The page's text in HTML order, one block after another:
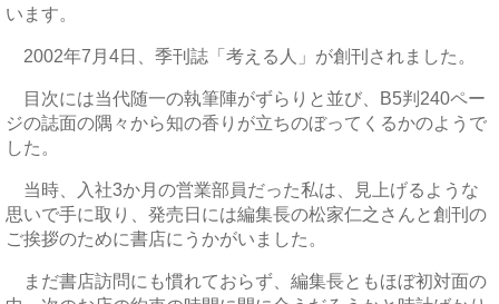
います。
2002年7月4日、季刊誌「考える人」が創刊されました。
目次には当代随一の執筆陣がずらりと並び、B5判240ペー
ジの誌面の隅々から知の香りが立ちのぼってくるかのようで
した。
当時、入社3か月の営業部員だった私は、見上げるような
思いで手に取り、発売日には編集長の松家仁之さんと創刊の
ご挨拶のために書店にうかがいました。
まだ書店訪問にも慣れておらず、編集長ともほぼ初対面の